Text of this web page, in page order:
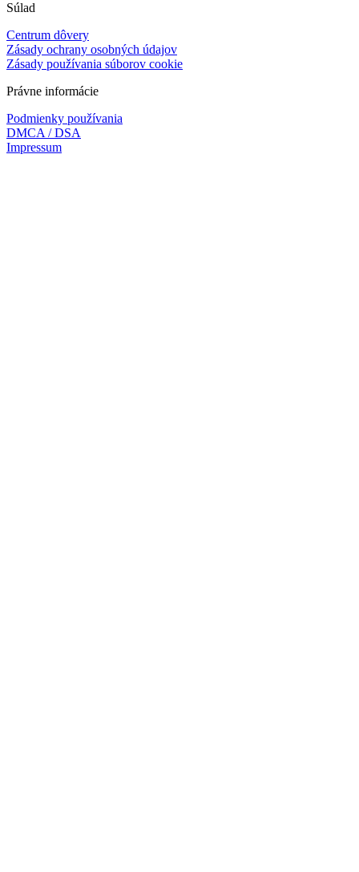
Súlad
Centrum dôvery
Zásady ochrany osobných údajov
Zásady používania súborov cookie
Právne informácie
Podmienky používania
DMCA / DSA
Impressum